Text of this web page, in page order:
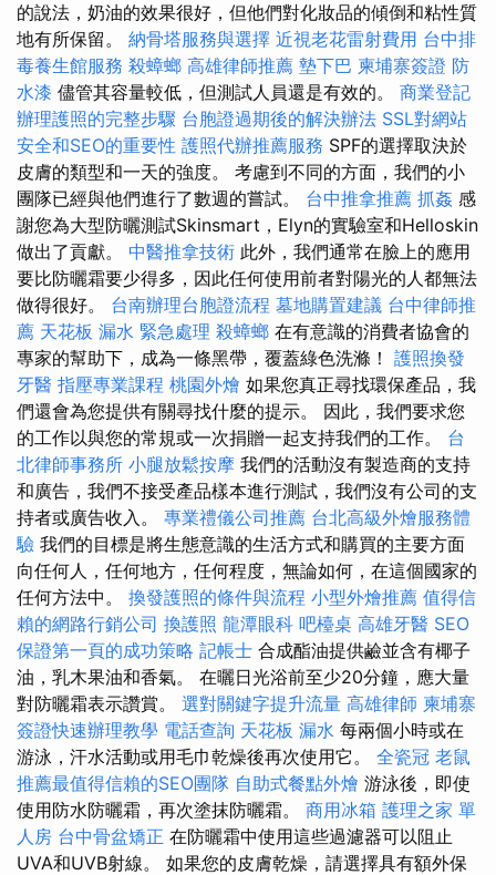
的說法，奶油的效果很好，但他們對化妝品的傾倒和粘性質
地有所保留。 納骨塔服務與選擇 近視老花雷射費用 台中排
毒養生館服務 殺蟑螂 高雄律師推薦 墊下巴 柬埔寨簽證 防
水漆 儘管其容量較低，但測試人員還是有效的。 商業登記
辦理護照的完整步驟 台胞證過期後的解決辦法 SSL對網站
安全和SEO的重要性 護照代辦推薦服務 SPF的選擇取決於
皮膚的類型和一天的強度。 考慮到不同的方面，我們的小
團隊已經與他們進行了數週的嘗試。 台中推拿推薦 抓姦 感
謝您為大型防曬測試Skinsmart，Elyn的實驗室和Helloskin
做出了貢獻。 中醫推拿技術 此外，我們通常在臉上的應用
要比防曬霜要少得多，因此任何使用前者對陽光的人都無法
做得很好。 台南辦理台胞證流程 墓地購置建議 台中律師推
薦 天花板 漏水 緊急處理 殺蟑螂 在有意識的消費者協會的
專家的幫助下，成為一條黑帶，覆蓋綠色洗滌！ 護照換發
牙醫 指壓專業課程 桃園外燴 如果您真正尋找環保產品，我
們還會為您提供有關尋找什麼的提示。 因此，我們要求您
的工作以與您的常規或一次捐贈一起支持我們的工作。 台
北律師事務所 小腿放鬆按摩 我們的活動沒有製造商的支持
和廣告，我們不接受產品樣本進行測試，我們沒有公司的支
持者或廣告收入。 專業禮儀公司推薦 台北高級外燴服務體
驗 我們的目標是將生態意識的生活方式和購買的主要方面
向任何人，任何地方，任何程度，無論如何，在這個國家的
任何方法中。 換發護照的條件與流程 小型外燴推薦 值得信
賴的網路行銷公司 換護照 龍潭眼科 吧檯桌 高雄牙醫 SEO
保證第一頁的成功策略 記帳士 合成酯油提供鹼並含有椰子
油，乳木果油和香氣。 在曬日光浴前至少20分鐘，應大量
對防曬霜表示讚賞。 選對關鍵字提升流量 高雄律師 柬埔寨
簽證快速辦理教學 電話查詢 天花板 漏水 每兩個小時或在
游泳，汗水活動或用毛巾乾燥後再次使用它。 全瓷冠 老鼠
推薦最值得信賴的SEO團隊 自助式餐點外燴 游泳後，即使
使用防水防曬霜，再次塗抹防曬霜。 商用冰箱 護理之家 單
人房 台中骨盆矯正 在防曬霜中使用這些過濾器可以阻止
UVA和UVB射線。 如果您的皮膚乾燥，請選擇具有額外保